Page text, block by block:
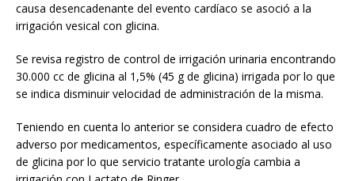
causa desencadenante del evento cardíaco se asoció a la
irrigación vesical con glicina.
Se revisa registro de control de irrigación urinaria encontrando
30.000 cc de glicina al 1,5% (45 g de glicina) irrigada por lo que
se indica disminuir velocidad de administración de la misma.
Teniendo en cuenta lo anterior se considera cuadro de efecto
adverso por medicamentos, específicamente asociado al uso
de glicina por lo que servicio tratante urología cambia a